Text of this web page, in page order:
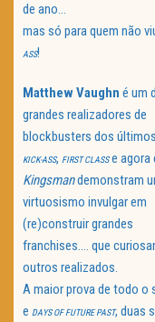
de ano…
mas só para quem não
ASS!
Matthew Vaughn é um
grandes realizadores de
blockbusters dos
KICK-ASS, FIRST CLASSe agora
Kingsmandemonstram
virtuosismo invulgar em
(re)construir grandes
franchises…. que
outros realizados.
A maior prova de todo o
e DAYS OF FUTURE PAST, duas